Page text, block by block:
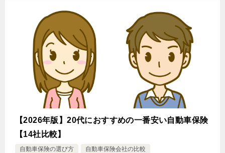
【2026年版】20代におすすめの一番安い自動車保険
【14社比較】
自動車保険の選び方
自動車保険会社の比較